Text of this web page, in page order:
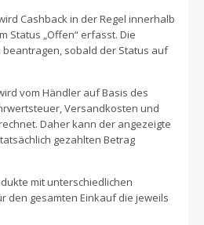
zu bringen, als “Ich liebe dich”,
Guten Besserung. In der
heute” findest Gestecke die
können! Die Blumen sind
mit dem Frischeversprechen
noch heute einen Blumenstrauß,
freude zu machen, spare dabei
Cashback in der Regel innerhalb
Status „Offen“ erfasst. Die
sobald der Status auf
vom Händler auf Basis des
Versandkosten und
Daher kann der angezeigte
gezahlten Betrag
mit unterschiedlichen
den gesamten Einkauf die jeweils